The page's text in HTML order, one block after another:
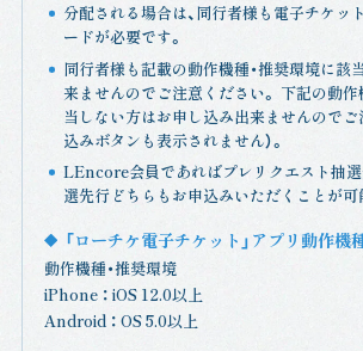
分配される場合は、同行者様も電子チケッ
ードが必要です。
同行者様も記載の動作機種・推奨環境に該
来ませんのでご注意ください。 下記の動作
当しない方はお申し込み出来ませんのでご
込みボタンも表示されません）。
LEncore会員であればプレリクエスト抽
選先行どちらもお申込みいただくことが可
「ローチケ電子チケット」アプリ動作機
動作機種・推奨環境
iPhone ： iOS 12.0以上
Android ： OS 5.0以上